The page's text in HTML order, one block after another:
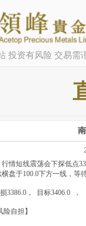
投资有风险 交易需
情短线震荡会下探低点
盘于100.0下方一线，等
3386.0， 目标3406.0 ，
自担】